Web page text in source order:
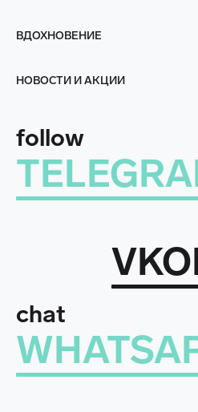
ВДОХНОВЕНИЕ
НОВОСТИ И АКЦИИ
follow
chat